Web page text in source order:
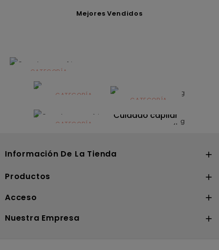
Mejores Vendidos
CATEGORÍA
Alimentación
infantilCATEGORÍA
Dermocosmética
CATEGORÍA
Solares
CATEGORÍA
Cuidado capilar
Información De La Tienda 
Productos 
Acceso 
Nuestra Empresa 